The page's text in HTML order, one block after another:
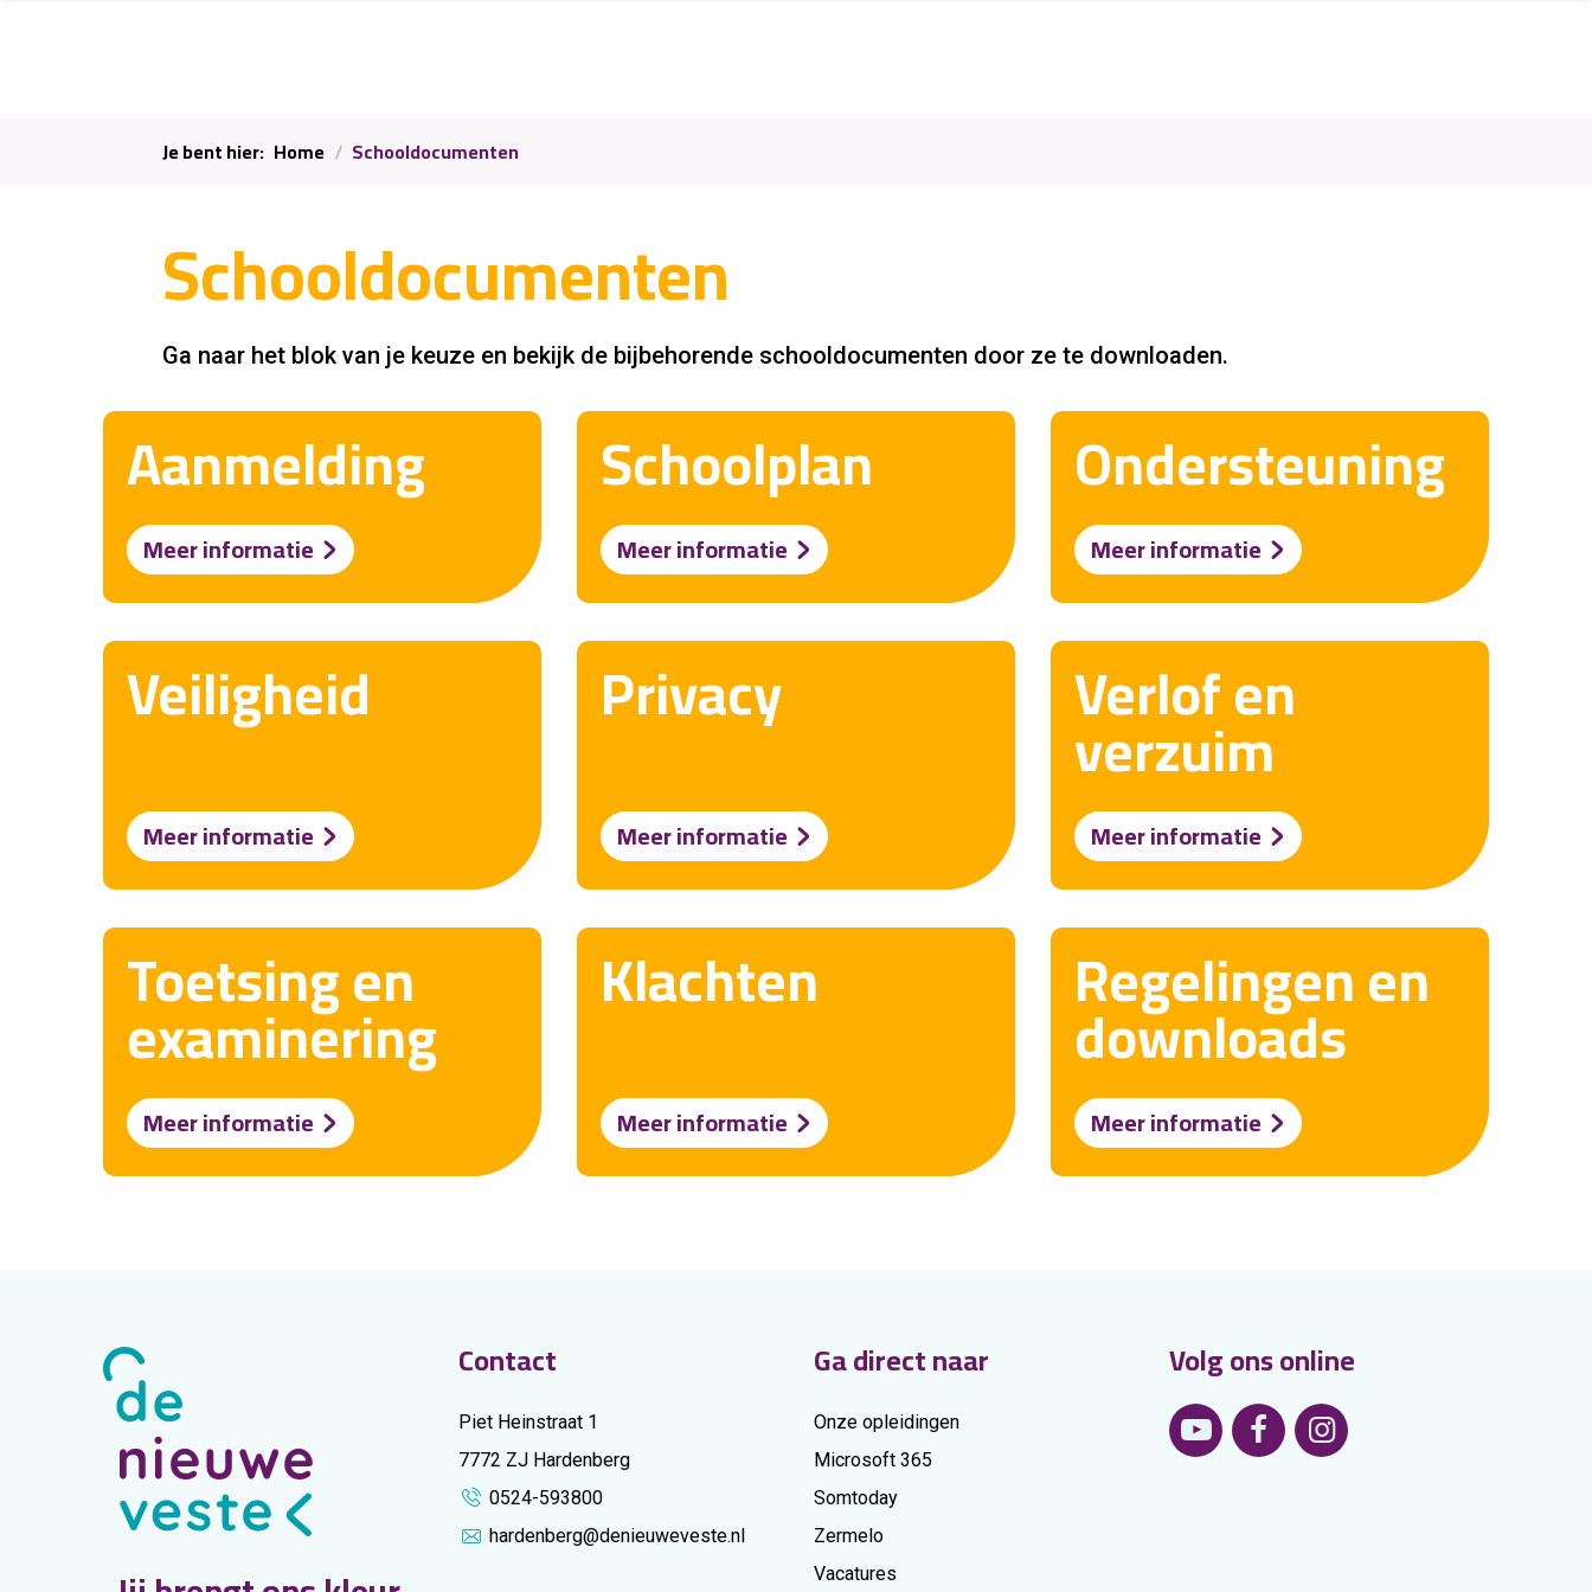
Je bent hier: Home Schooldocumenten
Schooldocumenten
Ga naar het blok van je keuze en bekijk de bijbehorende schooldocumenten door ze te downloaden.
Aanmelding
Meer informatie
Schoolplan
Meer informatie
Ondersteuning
Meer informatie
Veiligheid
Meer informatie
Privacy
Meer informatie
Verlof en
verzuim
Meer informatie
Toetsing en
examinering
Meer informatie
Klachten
Meer informatie
Regelingen en
downloads
Meer informatie
Contact
Piet Heinstraat 1
7772 ZJ Hardenberg
0524-593800
hardenberg@denieuweveste.nl
Ga direct naar
Onze opleidingen
Microsoft 365
Somtoday
Zermelo
Vacatures
Volg ons online